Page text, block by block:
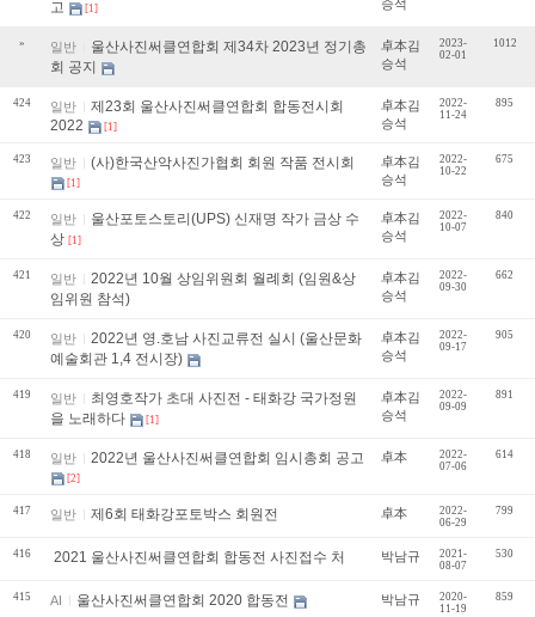
고
[1]
승석
» 일반
울산사진써클연합회 제34차 2023년 정기총
회 공지
卓本김
승석
2023-
02-01
1012
424 일반
제23회 울산사진써클연합회 합동전시회
2022
[1]
卓本김
승석
2022-
11-24
895
423 일반 (사)한국산악사진가협회 회원 작품 전시회
[1]
卓本김
승석
2022-
10-22
675
422 일반
울산포토스토리(UPS) 신재명 작가 금상 수
상 [1]
卓本김
승석
2022-
10-07
840
421 일반
2022년 10월 상임위원회 월례회 (임원&상
임위원 참석)
卓本김
승석
2022-
09-30
662
420 일반
2022년 영.호남 사진교류전 실시 (울산문화
예술회관 1,4 전시장)
卓本김
승석
2022-
09-17
905
419 일반
최영호작가 초대 사진전 - 태화강 국가정원
을 노래하다
[1]
卓本김
승석
2022-
09-09
891
418 일반 2022년 울산사진써클연합회 임시총회 공고
[2]
卓本
2022-
07-06
614
417 일반 제6회 태화강포토박스 회원전 卓本
2022-
06-29
799
416 2021 울산사진써클연합회 합동전 사진접수 처 박남규
2021-
08-07
530
415 AI 울산사진써클연합회 2020 합동전 박남규
2020-
11-19
859